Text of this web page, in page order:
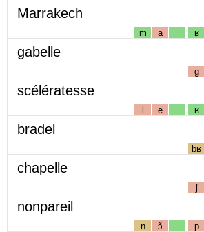
Marrakech
m a ʁ
gabelle
g
scélératesse
l e ʁ
bradel
bʁ
chapelle
ʃ
nonpareil
n ɔ̃ p